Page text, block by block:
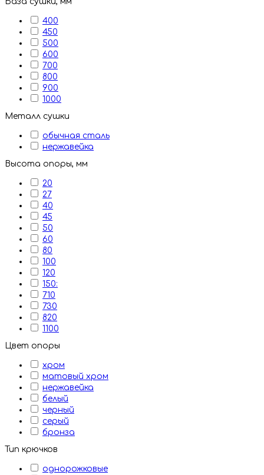
400
450
500
600
700
800
900
1000
Металл сушки
обычная сталь
нержавейка
Высота опоры, мм
20
27
40
45
50
60
80
100
120
150:
710
730
820
1100
Цвет опоры
хром
матовый хром
нержавейка
белый
черный
серый
бронза
Тип крючков
однорожковые